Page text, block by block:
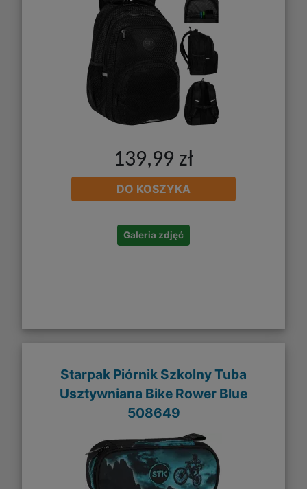
139,99 zł
DO KOSZYKA
Galeria zdjęć
Starpak Piórnik Szkolny Tuba
Usztywniana Bike Rower Blue
508649